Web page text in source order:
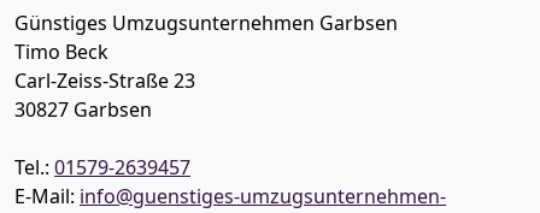
Günstiges Umzugsunternehmen Garbsen
Timo Beck
Carl-Zeiss-Straße 23
30827 Garbsen
Tel.: 01579-2639457
E-Mail: info@guenstiges-umzugsunternehmen-